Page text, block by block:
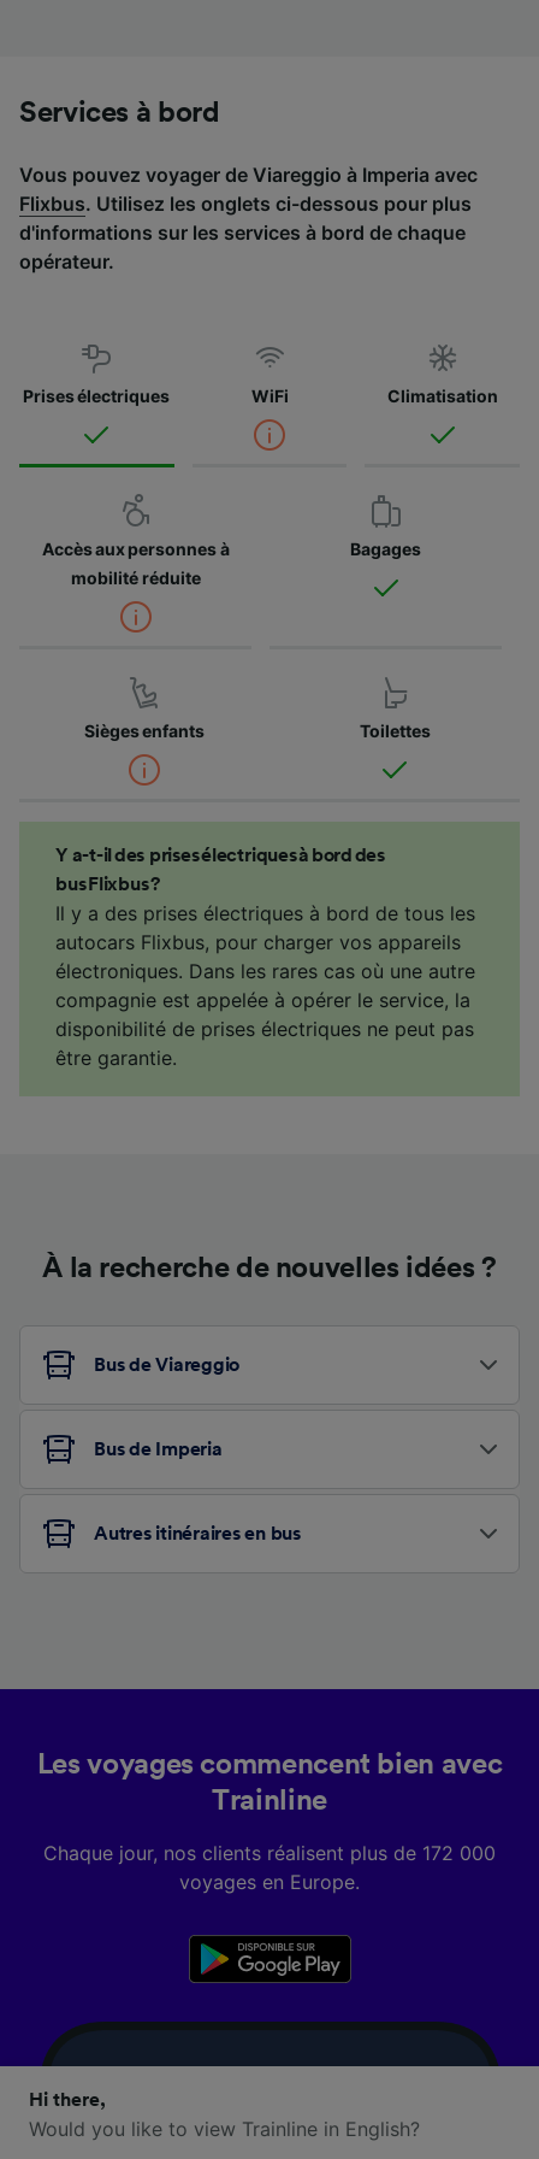
Services à bord
Vous pouvez voyager de Viareggio à Imperia avec
Flixbus. Utilisez les onglets ci-dessous pour plus
d'informations sur les services à bord de chaque
opérateur.
Prises électriques WiFi Climatisation
Accès aux personnes à
mobilité réduite
Bagages
Sièges enfants Toilettes
Y a-t-il des prises électriques à bord des
bus Flixbus ?
Il y a des prises électriques à bord de tous les
autocars Flixbus, pour charger vos appareils
électroniques. Dans les rares cas où une autre
compagnie est appelée à opérer le service, la
disponibilité de prises électriques ne peut pas
être garantie.
À la recherche de nouvelles idées ?
Bus de Viareggio
Bus de Imperia
Autres itinéraires en bus
Les voyages commencent bien avec
Trainline
Chaque jour, nos clients réalisent plus de 172 000
voyages en Europe.
Hi there,
Would you like to view Trainline in English?